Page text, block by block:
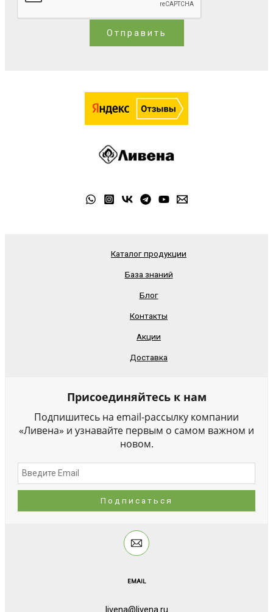
Отправить
Каталог продукции
База знаний
Блог
Контакты
Акции
Доставка
Присоединяйтесь к нам
Подпишитесь на email-рассылку компании
«Ливена» и узнавайте первым о самом важном и
новом.
EMAIL
livena@livena.ru